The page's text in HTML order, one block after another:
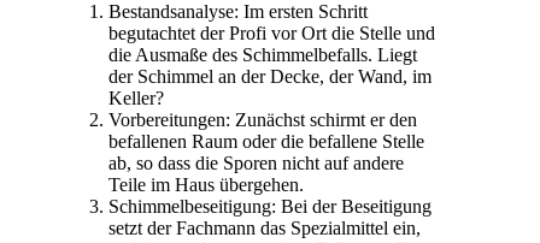
Bestandsanalyse: Im ersten Schritt
begutachtet der Profi vor Ort die Stelle und
die Ausmaße des Schimmelbefalls. Liegt
der Schimmel an der Decke, der Wand, im
Keller?
Vorbereitungen: Zunächst schirmt er den
befallenen Raum oder die befallene Stelle
ab, so dass die Sporen nicht auf andere
Teile im Haus übergehen.
Schimmelbeseitigung: Bei der Beseitigung
setzt der Fachmann das Spezialmittel ein,